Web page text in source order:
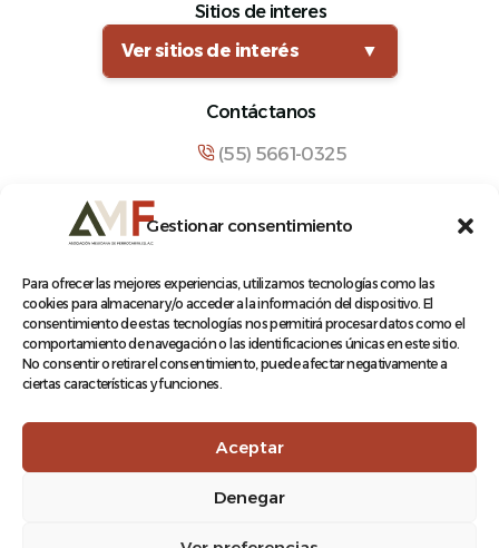
Gestionar consentimiento
Para ofrecer las mejores experiencias, utilizamos tecnologías como las
cookies para almacenar y/o acceder a la información del dispositivo. El
consentimiento de estas tecnologías nos permitirá procesar datos como el
comportamiento de navegación o las identificaciones únicas en este sitio.
No consentir o retirar el consentimiento, puede afectar negativamente a
ciertas características y funciones.
Aceptar
Denegar
Sitios de interes
Ver sitios de interés
▼
Contáctanos
(55) 5661-0325
Manuel María Contreras 133, Cuauhtémoc,